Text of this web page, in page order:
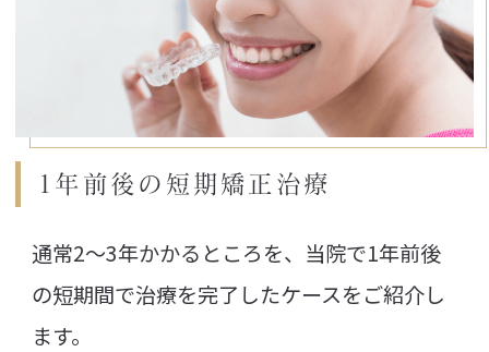
1年前後の短期矯正治療
通常2～3年かかるところを、当院で1年前後
の短期間で治療を完了したケースをご紹介し
ます。